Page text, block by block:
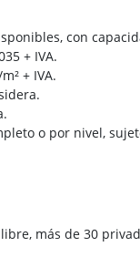
con
+ IVA.
+ IVA.
o por nivel,
más de 30